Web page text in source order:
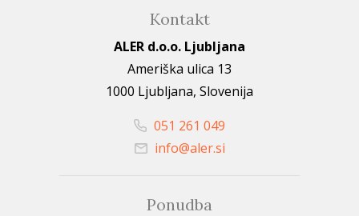
Kontakt
ALER d.o.o. Ljubljana
Ameriška ulica 13
1000 Ljubljana, Slovenija
051 261 049
info@aler.si
Ponudba